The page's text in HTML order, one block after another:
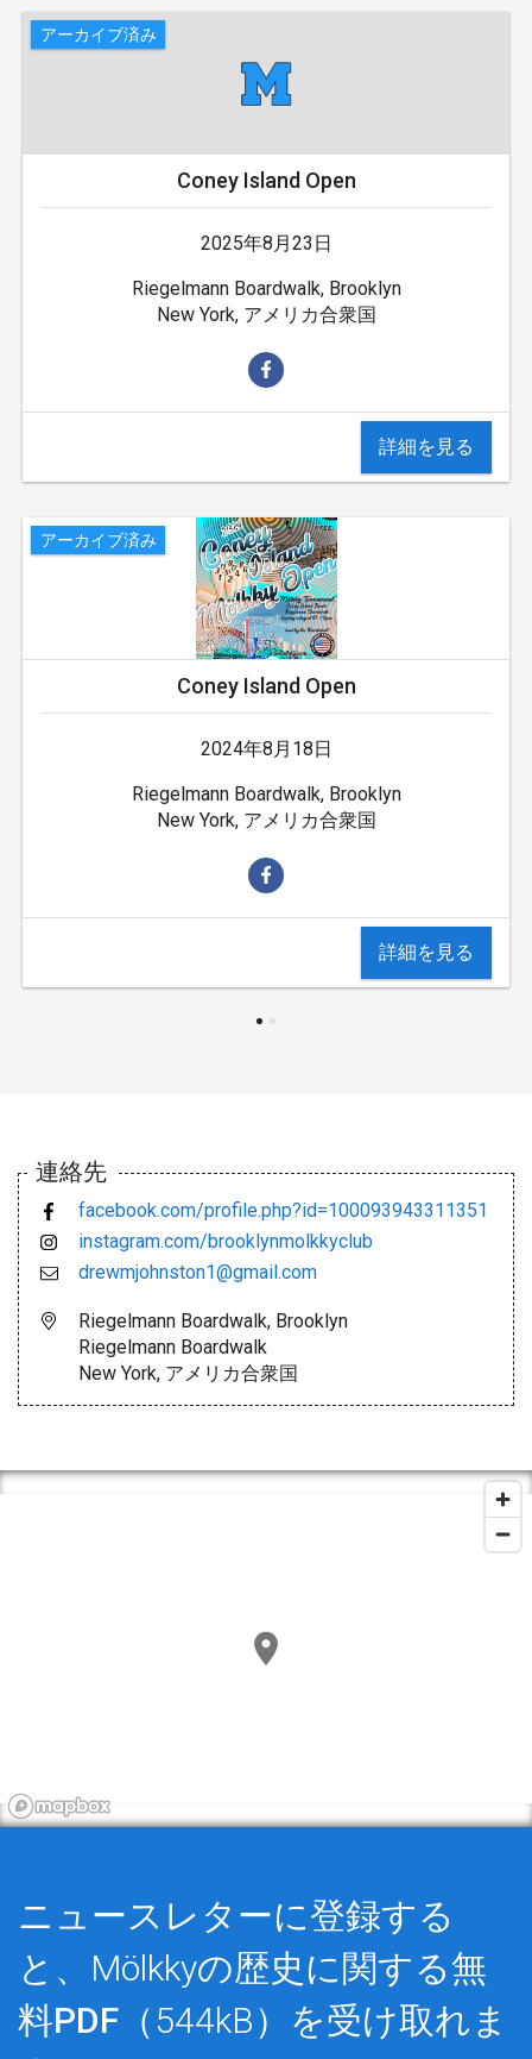
アーカイブ済み
Coney Island Open
2025年8月23日
Riegelmann Boardwalk, Brooklyn
New York, アメリカ合衆国
詳細を見る
アーカイブ済み
Coney Island Open
2024年8月18日
Riegelmann Boardwalk, Brooklyn
New York, アメリカ合衆国
詳細を見る
連絡先
facebook.com/profile.php?id=100093943311351
instagram.com/brooklynmolkkyclub
drewmjohnston1@gmail.com
Riegelmann Boardwalk, Brooklyn
Riegelmann Boardwalk
New York, アメリカ合衆国
ニュースレターに登録する
と、Mölkkyの歴史に関する無
料PDF （544kB）を受け取れま